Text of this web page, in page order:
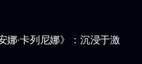
娜·卡列尼娜》：沉浸于激